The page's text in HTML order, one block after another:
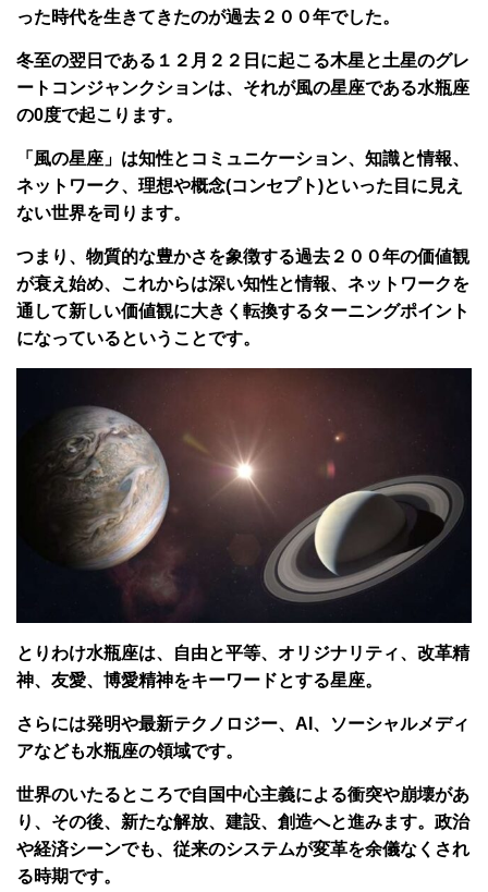
った時代を生きてきたのが過去２００年でした。
冬至の翌日である１２月２２日に起こる木星と土星のグレ
ートコンジャンクションは、それが風の星座である水瓶座
の0度で起こります。
「風の星座」は知性とコミュニケーション、知識と情報、
ネットワーク、理想や概念(コンセプト)といった目に見え
ない世界を司ります。
つまり、物質的な豊かさを象徴する過去２００年の価値観
が衰え始め、これからは深い知性と情報、ネットワークを
通して新しい価値観に大きく転換するターニングポイント
になっているということです。
とりわけ水瓶座は、自由と平等、オリジナリティ、改革精
神、友愛、博愛精神をキーワードとする星座。
さらには発明や最新テクノロジー、AI、ソーシャルメディ
アなども水瓶座の領域です。
世界のいたるところで自国中心主義による衝突や崩壊があ
り、その後、新たな解放、建設、創造へと進みます。政治
や経済シーンでも、従来のシステムが変革を余儀なくされ
る時期です。